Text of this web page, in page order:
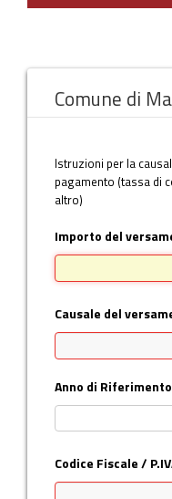
Posizione Debitoria
Informazioni
Informativa sui
Informativa
Comune di
Istruzioni per la
pagamento (tassa di
altro)
Importo del
Causale del
Anno di Riferimento
Codice Fiscale /